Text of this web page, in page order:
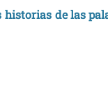
de las